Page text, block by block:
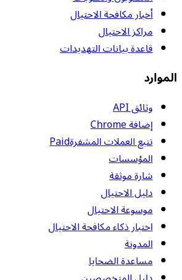
أخبار مكافحة الاحتيال
مراكز الاحتيال
قاعدة بيانات التهديدات
الموارد
وثائق API
إضافة Chrome
تتبع العملات المشفرةPaid
المؤسسات
شارة موثقة
دليل الاحتيال
موسوعة الاحتيال
اختبار ذكاء مكافحة الاحتيال
المدونة
مساعدة الضحايا